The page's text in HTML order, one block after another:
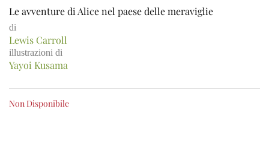
Le avventure di Alice nel paese delle meraviglie
di
Lewis Carroll
illustrazioni di
Yayoi Kusama
Non Disponibile